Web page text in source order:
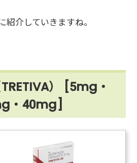
介していきますね。
） [5mg・
・40mg]